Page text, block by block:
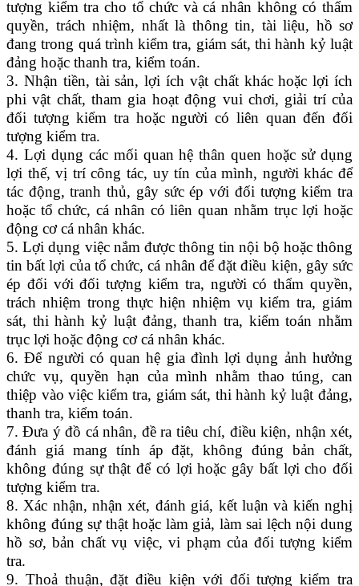
tượng kiểm tra cho tổ chức và cá nhân không có thẩm
quyền, trách nhiệm, nhất là thông tin, tài liệu, hồ sơ
đang trong quá trình kiểm tra, giám sát, thi hành kỷ luật
đảng hoặc thanh tra, kiểm toán.
3. Nhận tiền, tài sản, lợi ích vật chất khác hoặc lợi ích
phi vật chất, tham gia hoạt động vui chơi, giải trí của
đối tượng kiểm tra hoặc người có liên quan đến đối
tượng kiểm tra.
4. Lợi dụng các mối quan hệ thân quen hoặc sử dụng
lợi thế, vị trí công tác, uy tín của mình, người khác để
tác động, tranh thủ, gây sức ép với đối tượng kiểm tra
hoặc tổ chức, cá nhân có liên quan nhằm trục lợi hoặc
động cơ cá nhân khác.
5. Lợi dụng việc nắm được thông tin nội bộ hoặc thông
tin bất lợi của tổ chức, cá nhân để đặt điều kiện, gây sức
ép đối với đối tượng kiểm tra, người có thẩm quyền,
trách nhiệm trong thực hiện nhiệm vụ kiểm tra, giám
sát, thi hành kỷ luật đảng, thanh tra, kiểm toán nhằm
trục lợi hoặc động cơ cá nhân khác.
6. Để người có quan hệ gia đình lợi dụng ảnh hưởng
chức vụ, quyền hạn của mình nhằm thao túng, can
thiệp vào việc kiểm tra, giám sát, thi hành kỷ luật đảng,
thanh tra, kiểm toán.
7. Đưa ý đồ cá nhân, đề ra tiêu chí, điều kiện, nhận xét,
đánh giá mang tính áp đặt, không đúng bản chất,
không đúng sự thật để có lợi hoặc gây bất lợi cho đối
tượng kiểm tra.
8. Xác nhận, nhận xét, đánh giá, kết luận và kiến nghị
không đúng sự thật hoặc làm giả, làm sai lệch nội dung
hồ sơ, bản chất vụ việc, vi phạm của đối tượng kiểm
tra.
9. Thoả thuận, đặt điều kiện với đối tượng kiểm tra